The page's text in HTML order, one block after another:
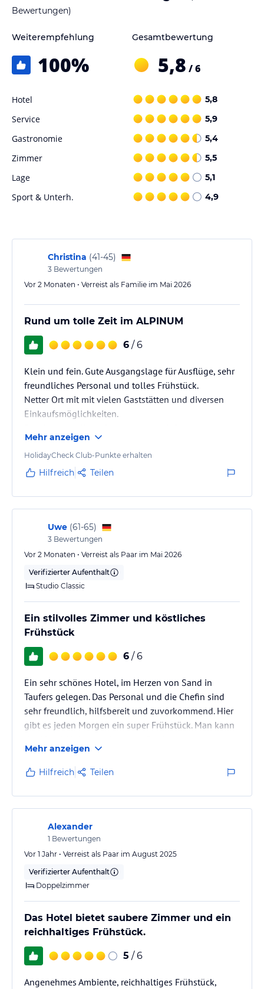
Bewertungen)
Weiterempfehlung
100%
Gesamtbewertung
5,8 / 6
Hotel 5,8
Service 5,9
Gastronomie 5,4
Zimmer 5,5
Lage 5,1
Sport & Unterh. 4,9
Christina (41-45)
3 Bewertungen
Vor 2 Monaten • Verreist als Familie im Mai 2026
Rund um tolle Zeit im ALPINUM
6 / 6
Klein und fein. Gute Ausgangslage für Ausflüge, sehr
freundliches Personal und tolles Frühstück.
Netter Ort mit mit vielen Gaststätten und diversen
Einkaufsmöglichkeiten.
Mehr anzeigen
HolidayCheck Club-Punkte erhalten
Hilfreich Teilen
Uwe (61-65)
3 Bewertungen
Vor 2 Monaten • Verreist als Paar im Mai 2026
Verifizierter Aufenthalt
Studio Classic
Ein stilvolles Zimmer und köstliches
Frühstück
6 / 6
Ein sehr schönes Hotel, im Herzen von Sand in
Taufers gelegen. Das Personal und die Chefin sind
sehr freundlich, hilfsbereit und zuvorkommend. Hier
gibt es jeden Morgen ein super Frühstück. Man kann
weiterempfehlen.
Mehr anzeigen
Hilfreich Teilen
Alexander
1 Bewertungen
Vor 1 Jahr • Verreist als Paar im August 2025
Verifizierter Aufenthalt
Doppelzimmer
Das Hotel bietet saubere Zimmer und ein
reichhaltiges Frühstück.
5 / 6
Angenehmes Ambiente, reichhaltiges Frühstück,